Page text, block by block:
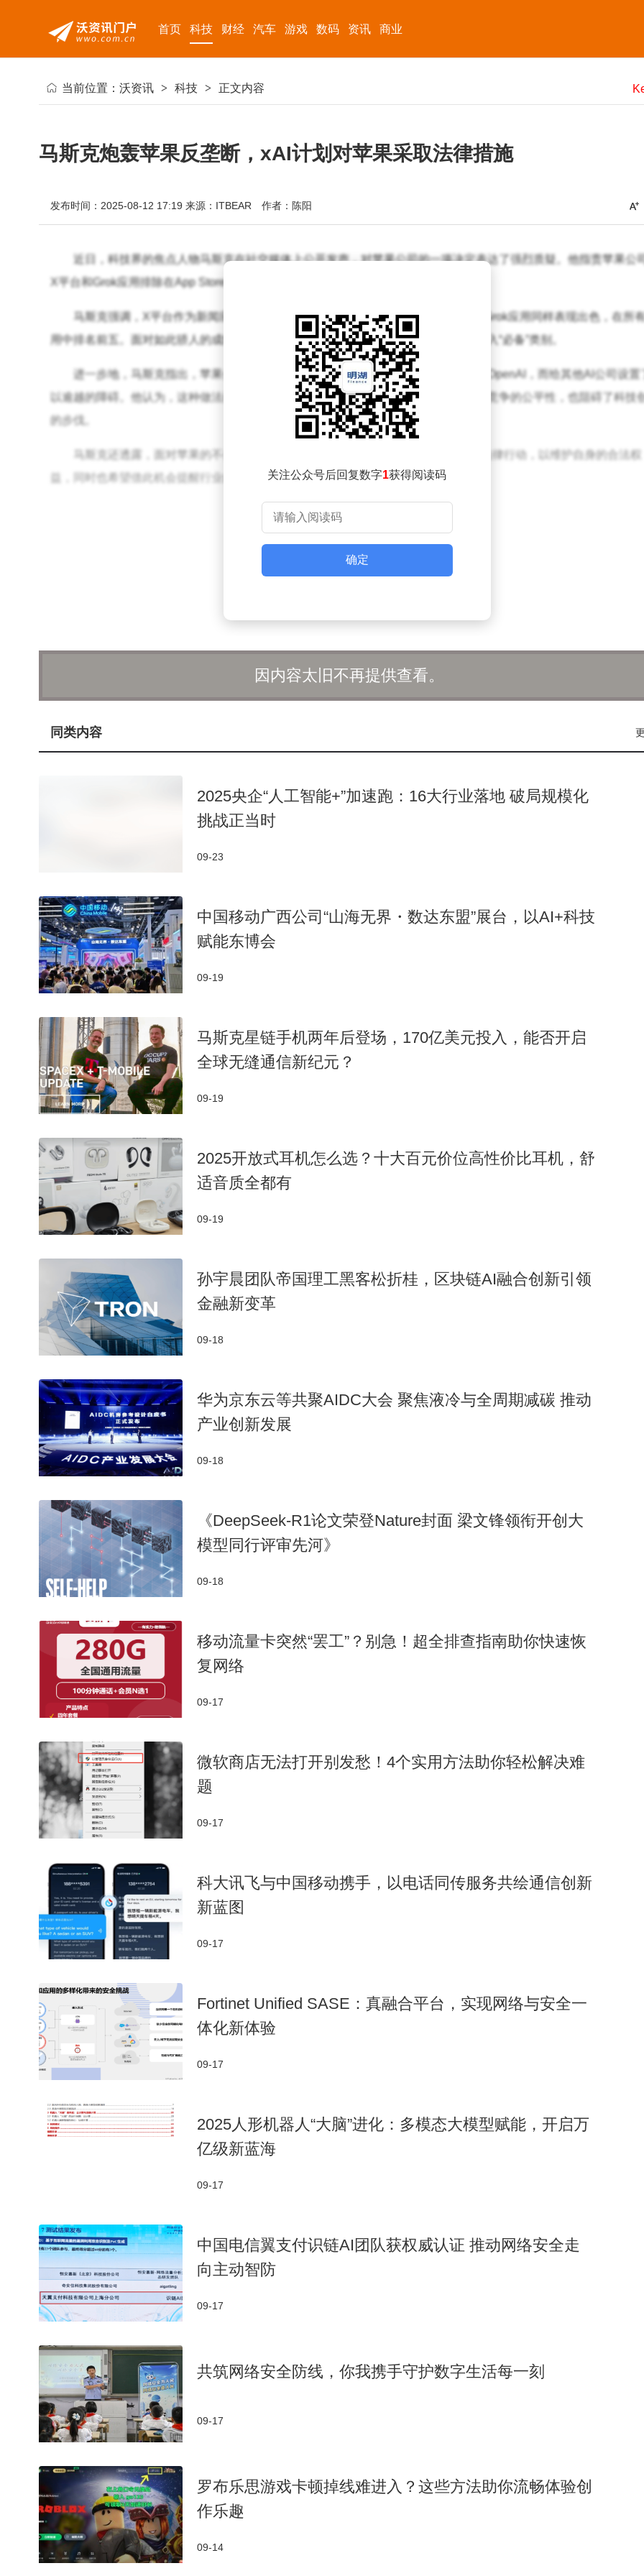
首页 科技 财经 汽车 游戏 数码 资讯 商业
当前位置： 沃资讯 > 科技 > 正文内容
马斯克炮轰苹果反垄断，xAI计划对苹果采取法律措施
发布时间：2025-08-12 17:19 来源：ITBEAR 作者：陈阳
近日，科技界的焦点人物马斯克在社交媒体上公开发声，对苹果公司的一项决定表达了强烈质疑。他指责苹果公
X平台和Grok应用排除在App Store的“必备”类别之外，这一举动在他看来并不公平。
马斯克强调，X平台作为新闻应用，在全球范围内享有极高的声誉，位居榜首；而Grok应用同样表现出色，在所
用中排名前五。面对如此骄人的成绩，他难以理解为何苹果会选择忽视，拒绝将它们纳入“必备”类别。
进一步地，马斯克指出，苹果公司的这一行为模式似乎有意偏袒某些企业，尤其是OpenAI，而给其他AI公司设置
以逾越的障碍。他认为，这种做法已经构成了明显的反垄断违规行为，不仅损害了市场竞争的公平性，也阻碍了科技
的步伐。
马斯克还透露，面对苹果的不公平对待，xAI将不会坐视不管。他们计划立即采取法律行动，以维护自身的合法权
益，同时也希望借此机会提醒行业内外，关注并重视起反垄断问题的重要性。
关注公众号后回复数字1获得阅读码
确定
因内容太旧不再提供查看。
同类内容
2025央企“人工智能+”加速跑：16大行业落地 破局规模化
挑战正当时
09-23
中国移动广西公司“山海无界・数达东盟”展台，以AI+科技
赋能东博会
09-19
马斯克星链手机两年后登场，170亿美元投入，能否开启
全球无缝通信新纪元？
09-19
2025开放式耳机怎么选？十大百元价位高性价比耳机，舒
适音质全都有
09-19
孙宇晨团队帝国理工黑客松折桂，区块链AI融合创新引领
金融新变革
09-18
​华为京东云等共聚AIDC大会 聚焦液冷与全周期减碳 推动
产业创新发展​
09-18
《DeepSeek-R1论文荣登Nature封面 梁文锋领衔开创大
模型同行评审先河》
09-18
移动流量卡突然“罢工”？别急！超全排查指南助你快速恢
复网络
09-17
微软商店无法打开别发愁！4个实用方法助你轻松解决难
题
09-17
科大讯飞与中国移动携手，以电话同传服务共绘通信创新
新蓝图
09-17
Fortinet Unified SASE：真融合平台，实现网络与安全一
体化新体验
09-17
2025人形机器人“大脑”进化：多模态大模型赋能，开启万
亿级新蓝海
09-17
中国电信翼支付识链AI团队获权威认证 推动网络安全走
向主动智防
09-17
共筑网络安全防线，你我携手守护数字生活每一刻
09-17
罗布乐思游戏卡顿掉线难进入？这些方法助你流畅体验创
作乐趣
09-14